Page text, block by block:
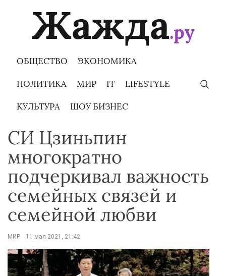
ОБЩЕСТВО ЭКОНОМИКА
ПОЛИТИКА МИР IT LIFESTYLE
КУЛЬТУРА ШОУ БИЗНЕС
СИ Цзиньпин
многократно
подчеркивал важность
семейных связей и
семейной любви
МИР 11 мая 2021, 21:42